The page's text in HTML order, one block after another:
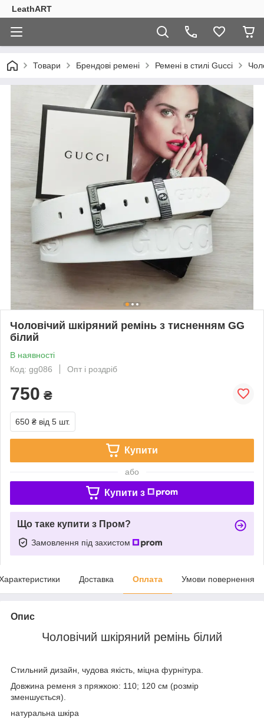
LeathART
Товари Брендові ремені Ремені в стилі Gucci
Чоловічий шкіряний ремінь з тисненням GG
білий
В наявності
Код: gg086
Опт і роздріб
750 ₴
650 ₴ від 5 шт.
Купити
або
Купити з
Що таке купити з Пром?
Замовлення під захистом
Доставка Оплата Умови повернення
Опис
Чоловічий шкіряний ремінь білий
Стильний дизайн, чудова якість, міцна фурнітура.
Довжина ременя з пряжкою: 110; 120 см (розмір
зменшується).
натуральна шкіра